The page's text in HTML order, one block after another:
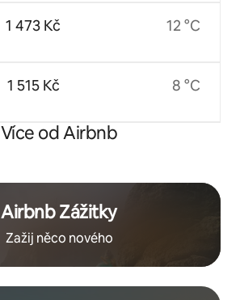
1 473 Kč
1 515 Kč
12 °C
8 °C
Více od Airbnb
Airbnb Zážitky
Zažij něco nového